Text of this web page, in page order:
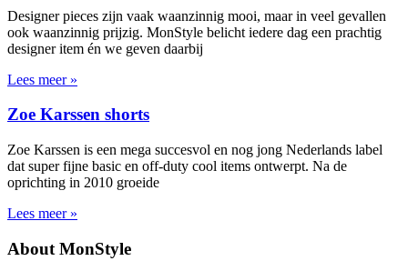
Designer pieces zijn vaak waanzinnig mooi, maar in veel gevallen
ook waanzinnig prijzig. MonStyle belicht iedere dag een prachtig
designer item én we geven daarbij
Lees meer »
Zoe Karssen shorts
Zoe Karssen is een mega succesvol en nog jong Nederlands label
dat super fijne basic en off-duty cool items ontwerpt. Na de
oprichting in 2010 groeide
Lees meer »
About MonStyle